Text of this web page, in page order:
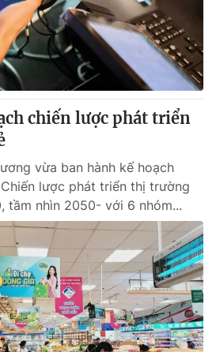
Podcast
Infographic
Shorts video
VTV Thể thao
Bất động sản
chiến lược phát triển
vừa ban hành kế hoạch
lược phát triển thị trường
tầm nhìn 2050- với 6 nhóm...